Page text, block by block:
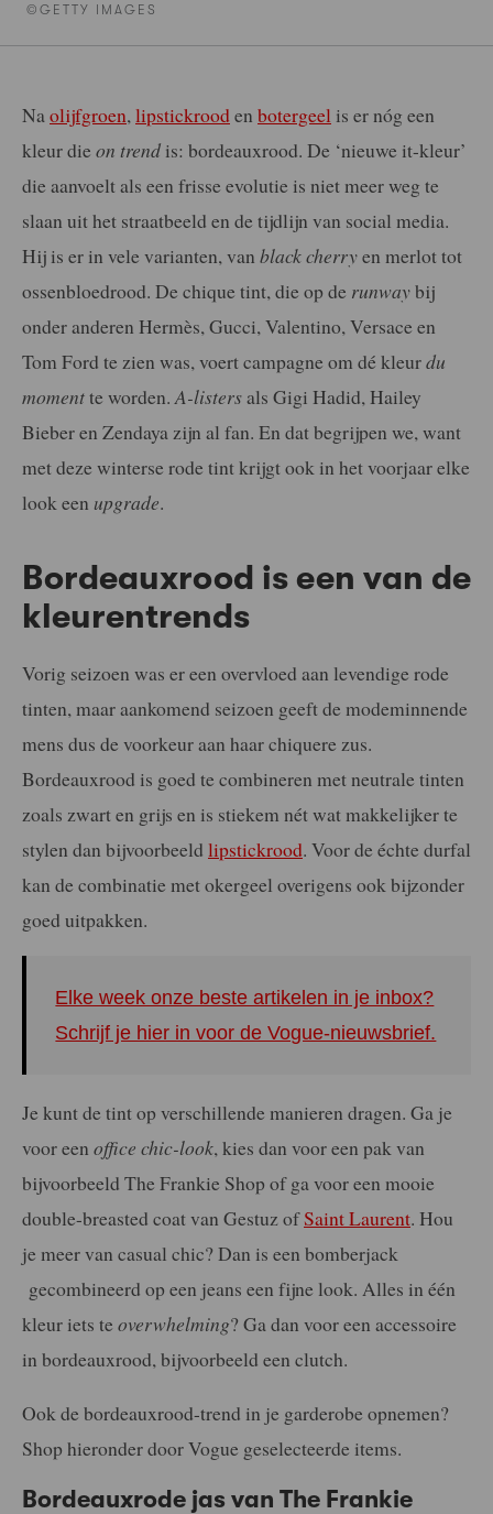
©GETTY IMAGES
Na olijfgroen, lipstickrooden botergeel is er nóg een
kleur die on trend is: bordeauxrood. De ‘nieuwe it-kleur’
die aanvoelt als een frisse evolutie is niet meer weg te
slaan uit het straatbeeld en de tijdlijn van social media.
Hij is er in vele varianten, van black cherryen merlot tot
ossenbloedrood. De chique tint, die op de runwaybij
onder anderen Hermès, Gucci, Valentino, Versace en
Tom Ford te zien was, voert campagne om dé kleurdu
momentte worden. A-listersals Gigi Hadid, Hailey
Bieber en Zendaya zijn al fan. En dat begrijpen we, want
met deze winterse rode tint krijgt ook in het voorjaar elke
look een upgrade.
Bordeauxrood is een van de
kleurentrends
Vorig seizoen was er een overvloed aan levendige rode
tinten, maar aankomend seizoen geeft de modeminnende
mens dus de voorkeur aan haar chiquere zus.
Bordeauxrood is goed te combineren met neutrale tinten
zoals zwart en grijs en is stiekem nét wat makkelijker te
stylen dan bijvoorbeeld lipstickrood. Voor de échte durfal
kan de combinatie met okergeel overigens ook bijzonder
goed uitpakken.
Elke week onze beste artikelen in je inbox?
Schrijf je hier in voor de Vogue-nieuwsbrief.
Je kunt de tint op verschillende manieren dragen. Ga je
voor een office chic-look, kies dan voor een pak van
bijvoorbeeld The Frankie Shop of ga voor een mooie
double-breasted coat van Gestuz ofSaint Laurent. Hou
je meer van casual chic? Dan is een bomberjack
gecombineerd op een jeans een fijne look. Alles in één
kleur iets te overwhelming? Ga dan voor een accessoire
in bordeauxrood, bijvoorbeeld een clutch.
Ook de bordeauxrood-trend in je garderobe opnemen?
Shop hieronder door Vogue geselecteerde items.
Bordeauxrode jas van The Frankie